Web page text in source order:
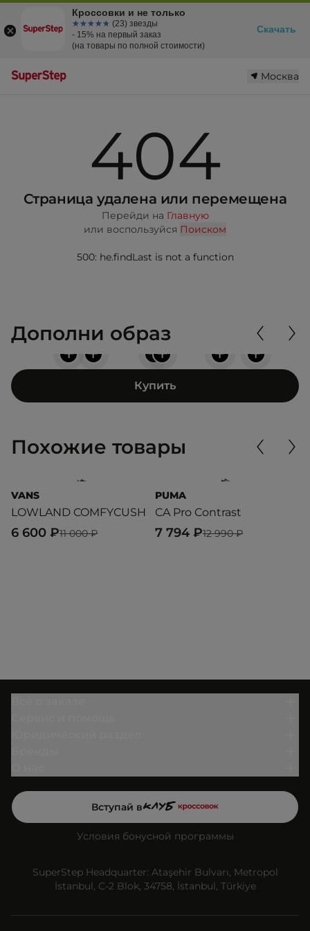
Москва
404
Страница удалена или перемещена
Перейди на Главную
или воспользуйся Поиском
500: he.findLast is not a function
Дополни образ
+
+
+ + +
+
Купить
Похожие товары
VANS
LOWLAND COMFYCUSH
11 000 ₽
6 600 ₽
PUMA
CA Pro Contrast
12 990 ₽
7 794 ₽
Вступай в
Условия бонусной программы
SuperStep Headquarter: Ataşehir Bulvarı, Metropol
İstanbul, C-2 Blok, 34758, İstanbul, Türkiye
Кроссовки и не только
☆☆☆☆☆
★★★★★ (23) звезды
- 15% на первый заказ
(на товары по полной стоимости)
Скачать